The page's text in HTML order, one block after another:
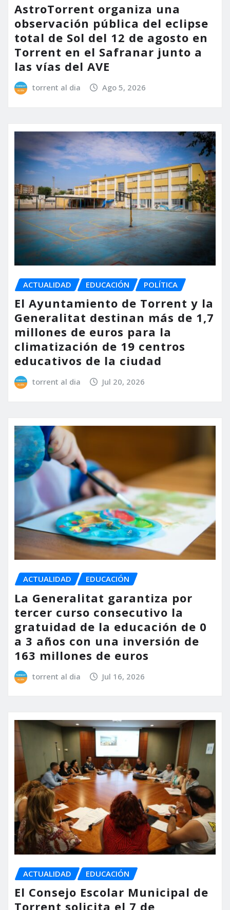
AstroTorrent organiza una
observación pública del eclipse
total de Sol del 12 de agosto en
Torrent en el Safranar junto a
las vías del AVE
torrent al dia Ago 5, 2026
ACTUALIDAD EDUCACIÓN POLÍTICA
El Ayuntamiento de Torrent y la
Generalitat destinan más de 1,7
millones de euros para la
climatización de 19 centros
educativos de la ciudad
torrent al dia Jul 20, 2026
ACTUALIDAD EDUCACIÓN
La Generalitat garantiza por
tercer curso consecutivo la
gratuidad de la educación de 0
a 3 años con una inversión de
163 millones de euros
torrent al dia Jul 16, 2026
ACTUALIDAD EDUCACIÓN
El Consejo Escolar Municipal de
Torrent solicita el 7 de